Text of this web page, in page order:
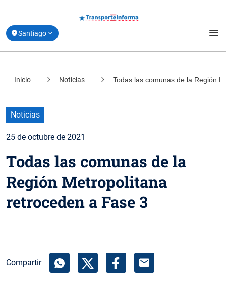
Santiago menu
Derribando Mitos
Centro de ayuda
Acerca de Transporte Informa
location_onCoquimbo
location_onValparaíso
location_onBiobío
location_on Los Lagos
Inicio Noticias Todas las comunas de la Región
Noticias
25 de octubre de 2021
Todas las comunas de la
Región Metropolitana
retroceden a Fase 3
Compartir mail